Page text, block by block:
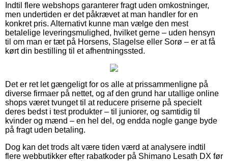
Indtil flere webshops garanterer fragt uden omkostninger,
men undertiden er det påkrævet at man handler for en
konkret pris. Alternativt kunne man vælge den mest
betalelige leveringsmulighed, hvilket gerne – uden hensyn
til om man er tæt på Horsens, Slagelse eller Sorø – er at få
kørt din bestilling til et afhentningssted.
Det er ret let gængeligt for os alle at prissammenligne på
diverse firmaer på nettet, og af den grund har utallige online
shops været tvunget til at reducere priserne på specielt
deres bedst i test produkter – til juniorer, og samtidig til
kvinder og mænd – en hel del, og endda nogle gange byde
på fragt uden betaling.
Dog kan det trods alt være tiden værd at analysere indtil
flere webbutikker efter rabatkoder på Shimano Lesath DX før